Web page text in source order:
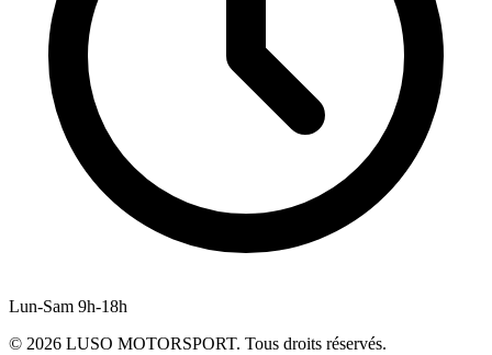
Lun-Sam 9h-18h
© 2026 LUSO MOTORSPORT. Tous droits réservés.